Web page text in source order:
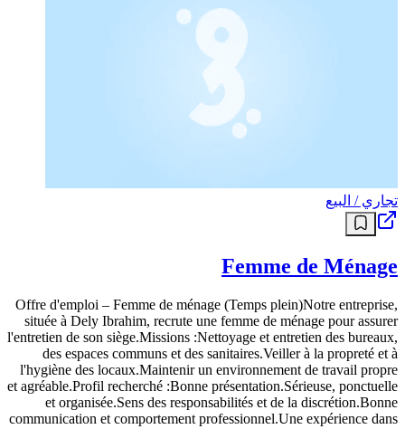
تجاري / البيع
Femme de Ménage
Offre d'emploi – Femme de ménage (Temps plein)Notre entreprise,
située à Dely Ibrahim, recrute une femme de ménage pour assurer
l'entretien de son siège.Missions :Nettoyage et entretien des bureaux,
des espaces communs et des sanitaires.Veiller à la propreté et à
l'hygiène des locaux.Maintenir un environnement de travail propre
et agréable.Profil recherché :Bonne présentation.Sérieuse, ponctuelle
et organisée.Sens des responsabilités et de la discrétion.Bonne
communication et comportement professionnel.Une expérience dans